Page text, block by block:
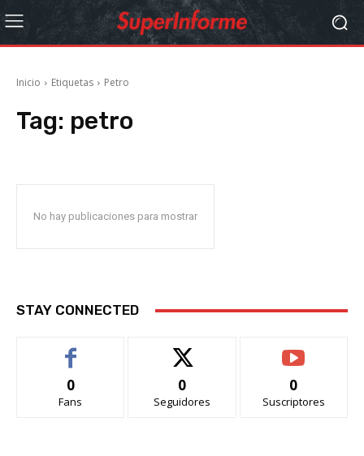
Inicio Etiquetas Petro
Tag: petro
No hay publicaciones para mostrar
STAY CONNECTED
0
Fans
0
Seguidores
0
Suscriptores